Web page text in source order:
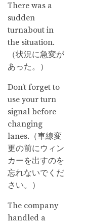
There was a
sudden
turnabout in
the situation.
（状況に急変が
あった。）
Don’t forget to
use your turn
signal before
changing
lanes.（車線変
更の前にウィン
カーを出すのを
忘れないでくだ
さい。）
The company
handled a